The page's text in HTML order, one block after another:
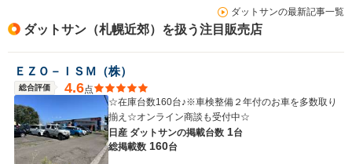
ダットサンの最新記事一覧
ダットサン（札幌近郊）を扱う注目販売店
ＥＺＯ－ＩＳＭ（株）
総合評価 4.6点
☆在庫台数160台♪※車検整備２年付のお車を多数取り
揃え☆オンライン商談も受付中☆
日産 ダットサンの掲載台数 1台
総掲載数 160台